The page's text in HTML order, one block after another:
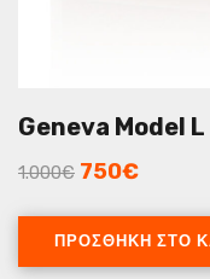
Geneva Model L
1.000€ 750€
ΠΡΟΣΘΉΚΗ ΣΤΟ